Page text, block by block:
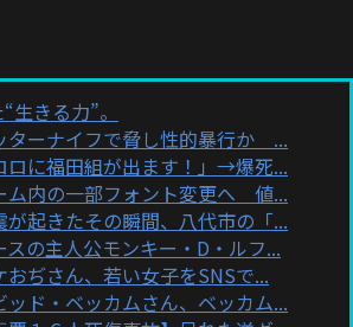
きる力”。
ターナイフで脅し性的暴行か ...
ロに福田組が出ます！」→爆死...
ム内の一部フォント変更へ 値...
が起きたその瞬間、八代市の「...
の主人公モンキー・D・ルフ...
おぢさん、若い女子をSNSで...
ッド・ベッカムさん、ベッカム...